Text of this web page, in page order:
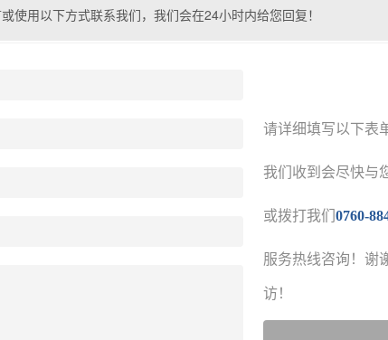
用以下方式联系我们，我们会在24小时内给您回复！
请详细填写以下表
我们收到会尽快与
或拨打我们0760-
服务热线咨询！谢
访！